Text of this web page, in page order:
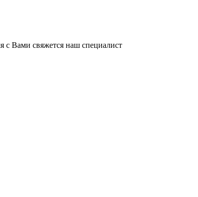
Вами свяжется наш специалист